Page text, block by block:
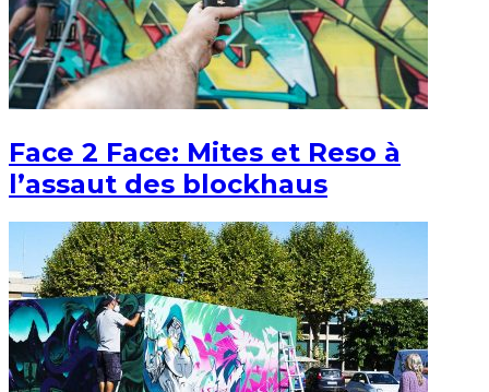
Face 2 Face: Mites et Reso à
l’assaut des blockhaus